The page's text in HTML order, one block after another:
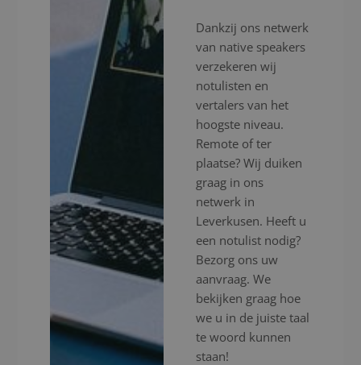
Dankzij ons netwerk
van native speakers
verzekeren wij
notulisten en
vertalers van het
hoogste niveau.
Remote of ter
plaatse? Wij duiken
graag in ons
netwerk in
Leverkusen. Heeft u
een notulist nodig?
Bezorg ons uw
aanvraag. We
bekijken graag hoe
we u in de juiste taal
te woord kunnen
staan!